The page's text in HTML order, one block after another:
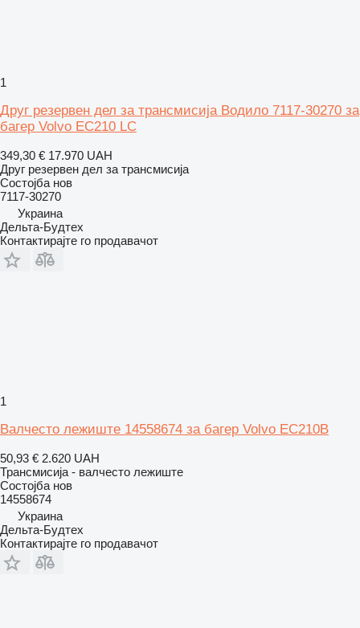
1
Друг резервен дел за трансмисија Водило 7117-30270 за
багер Volvo EC210 LC
349,30 € 17.970 UAH
Друг резервен дел за трансмисија
Состојба нов
7117-30270
Украина
Дельта-Будтех
Контактирајте го продавачот
1
Валчесто лежиште 14558674 за багер Volvo EC210B
50,93 € 2.620 UAH
Трансмисија - валчесто лежиште
Состојба нов
14558674
Украина
Дельта-Будтех
Контактирајте го продавачот